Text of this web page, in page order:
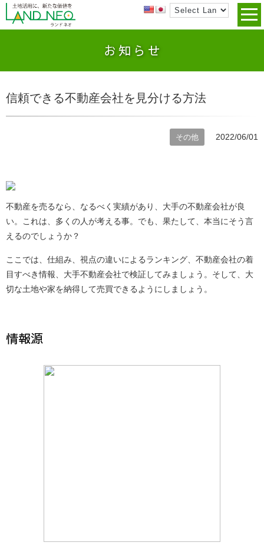
お知らせ
信頼できる不動産会社を見分ける方法
その他 2022/06/01
不動産を売るなら、なるべく実績があり、大手の不動産会社が良
い。これは、多くの人が考える事。でも、果たして、本当にそう言
えるのでしょうか？
ここでは、仕組み、視点の違いによるランキング、不動産会社の着
目すべき情報、大手不動産会社で検証してみましょう。そして、大
切な土地や家を納得して売買できるようにしましょう。
情報源